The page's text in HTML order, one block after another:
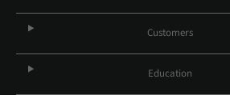
Customers
Education